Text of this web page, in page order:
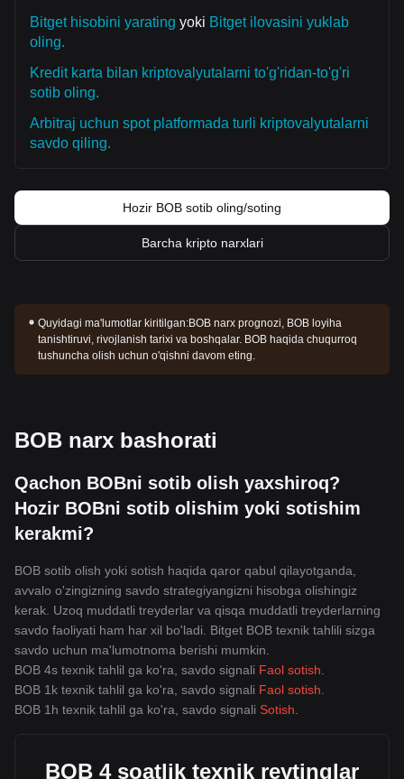
Bitget hisobini yarating yoki Bitget ilovasini yuklab
oling.
Kredit karta bilan kriptovalyutalarni to'g'ridan-to'g'ri
sotib oling.
Arbitraj uchun spot platformada turli kriptovalyutalarni
savdo qiling.
Hozir BOB sotib oling/soting
Barcha kripto narxlari
Quyidagi ma'lumotlar kiritilgan:BOB narx prognozi, BOB loyiha
tanishtiruvi, rivojlanish tarixi va boshqalar. BOB haqida chuqurroq
tushuncha olish uchun o'qishni davom eting.
BOB narx bashorati
Qachon BOBni sotib olish yaxshiroq?
Hozir BOBni sotib olishim yoki sotishim
kerakmi?
BOB sotib olish yoki sotish haqida qaror qabul qilayotganda,
avvalo o'zingizning savdo strategiyangizni hisobga olishingiz
kerak. Uzoq muddatli treyderlar va qisqa muddatli treyderlarning
savdo faoliyati ham har xil bo'ladi. Bitget BOB texnik tahlili sizga
savdo uchun ma'lumotnoma berishi mumkin.
BOB 4s texnik tahlil ga ko'ra, savdo signali Faol sotish
BOB 1k texnik tahlil ga ko'ra, savdo signali Faol sotish
BOB 1h texnik tahlil ga ko'ra, savdo signali Sotish
BOB 4 soatlik texnik reytinglar